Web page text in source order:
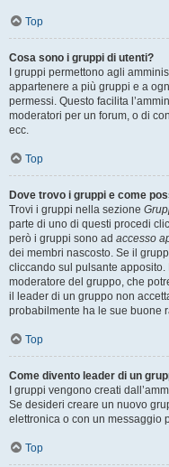
Top
Cosa sono i gruppi di utenti?
I gruppi permettono agli
appartenere a più gruppi e a
permessi. Questo facilita
moderatori per un forum, o di
ecc.
Top
Dove trovo i gruppi e come
Trovi i gruppi nella sezione
parte di uno di questi procedi
però i gruppi sono ad accesso
dei membri nascosto. Se il
cliccando sul pulsante apposito.
moderatore del gruppo, che
il leader di un gruppo non
probabilmente ha le sue buone
Top
Come divento leader di un
I gruppi vengono creati
Se desideri creare un nuovo
elettronica o con un messaggio
Top